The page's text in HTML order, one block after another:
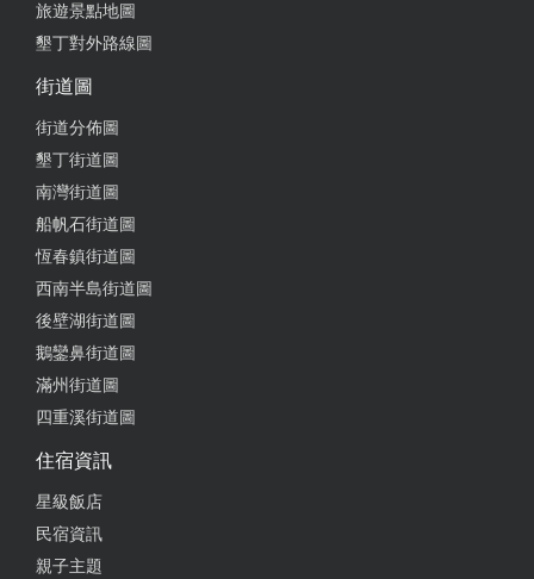
旅遊景點地圖
墾丁對外路線圖
街道圖
街道分佈圖
墾丁街道圖
南灣街道圖
船帆石街道圖
恆春鎮街道圖
西南半島街道圖
後壁湖街道圖
鵝鑾鼻街道圖
滿州街道圖
四重溪街道圖
住宿資訊
星級飯店
民宿資訊
親子主題